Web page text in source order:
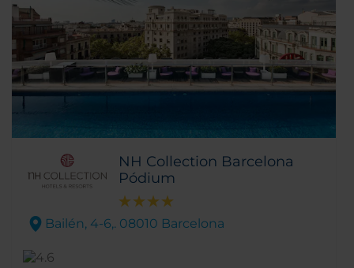
NH Collection Barcelona
Pódium
Bailén, 4-6,. 08010 Barcelona